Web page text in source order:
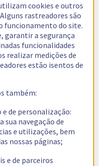
cookies e outros
rastreadores são
funcionamento do site.
garantir a segurança
funcionalidades
realizar medições de
estão isentos de
também:
de personalização:
navegação de
e utilizações, bem
nossas páginas;
e de parceiros